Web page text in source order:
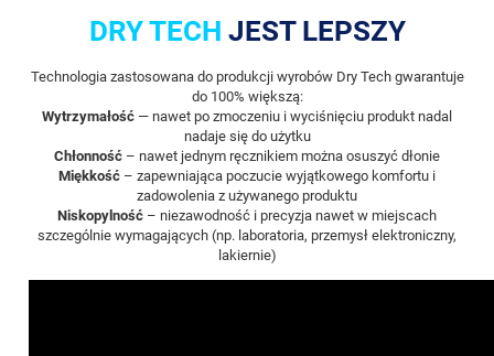
DRY TECH JEST LEPSZY
Technologia zastosowana do produkcji wyrobów Dry Tech gwarantuje
do 100% większą:
Wytrzymałość — nawet po zmoczeniu i wyciśnięciu produkt nadal
nadaje się do użytku
Chłonność – nawet jednym ręcznikiem można osuszyć dłonie
Miękkość – zapewniająca poczucie wyjątkowego komfortu i
zadowolenia z używanego produktu
Niskopylność – niezawodność i precyzja nawet w miejscach
szczególnie wymagających (np. laboratoria, przemysł elektroniczny,
lakiernie)